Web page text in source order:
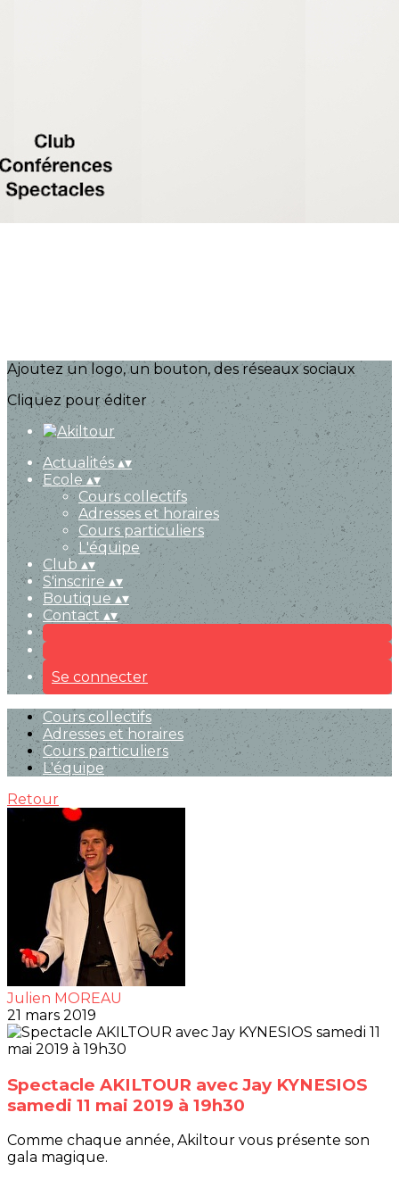
Images de la page d'accueil
Cliquez pour éditer
Ajoutez un logo, un bouton, des réseaux sociaux
Cliquez pour éditer
Actualités ▴▾
Ecole▴▾
Cours collectifs
Adresses et horaires
Cours particuliers
L'équipe
Club ▴▾
S'inscrire ▴▾
Boutique▴▾
Contact ▴▾
Se connecter
Cours collectifs
Adresses et horaires
Cours particuliers
L'équipe
Retour
Julien MOREAU
21 mars 2019
Spectacle AKILTOUR avec Jay KYNESIOS
samedi 11 mai 2019 à 19h30
Comme chaque année, Akiltour vous présente son
gala magique.